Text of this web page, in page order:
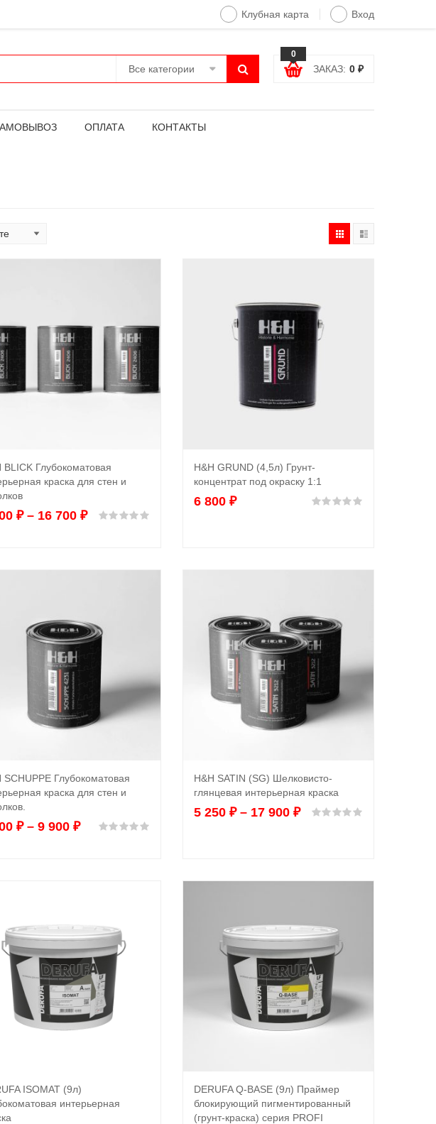
Клубная карта Вход
Все категории
0
ЗАКАЗ: 0 ₽
ОПЛАТА КОНТАКТЫ
Выбрать ...
BLICK Глубокоматовая
краска для стен и
₽– 16 700 ₽
Выбрать ...
H&H GRUND (4,5л) Грунт-
концентрат под окраску 1:1
6 800 ₽
Выбрать ...
SCHUPPE Глубокоматовая
краска для стен и
₽– 9 900 ₽
Выбрать ...
H&H SATIN (SG) Шелковисто-
глянцевая интерьерная краска
5 250 ₽– 17 900 ₽
Выбрать ...
ISOMAT (9л)
интерьерная
Выбрать ...
DERUFA Q-BASE (9л) Праймер
блокирующий пигментированный
(грунт-краска) серия PROFI